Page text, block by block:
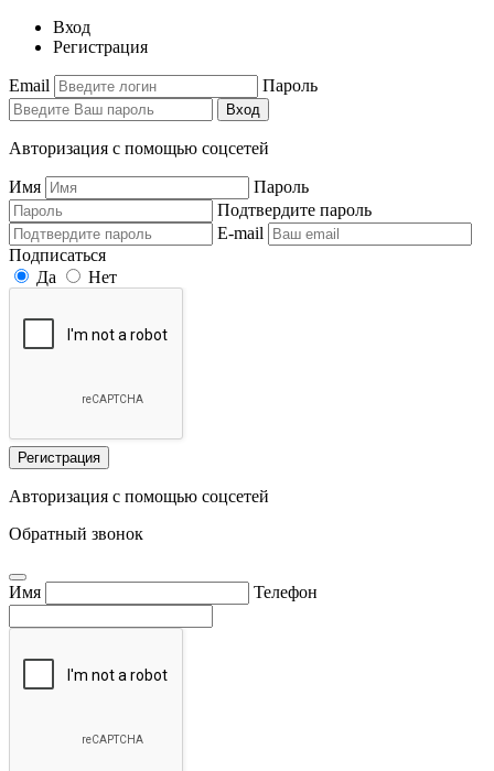
Вход
Регистрация
Email Пароль
Вход
Авторизация с помощью соцсетей
Имя
Пароль
Подтвердите пароль
E-mail
Подписаться
Да
Нет
Регистрация
Авторизация с помощью соцсетей
Обратный звонок
Имя Телефон